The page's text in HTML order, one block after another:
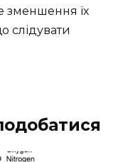
зменшення їх
слідувати